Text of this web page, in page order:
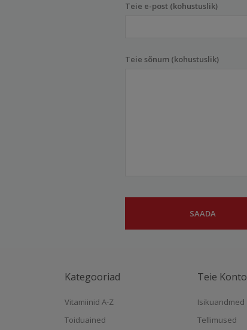
Teie e-post (kohustuslik)
Teie sõnum (kohustuslik)
Kategooriad
Vitamiinid A-Z
Toiduained
Teie Konto
Isikuandmed
Tellimused